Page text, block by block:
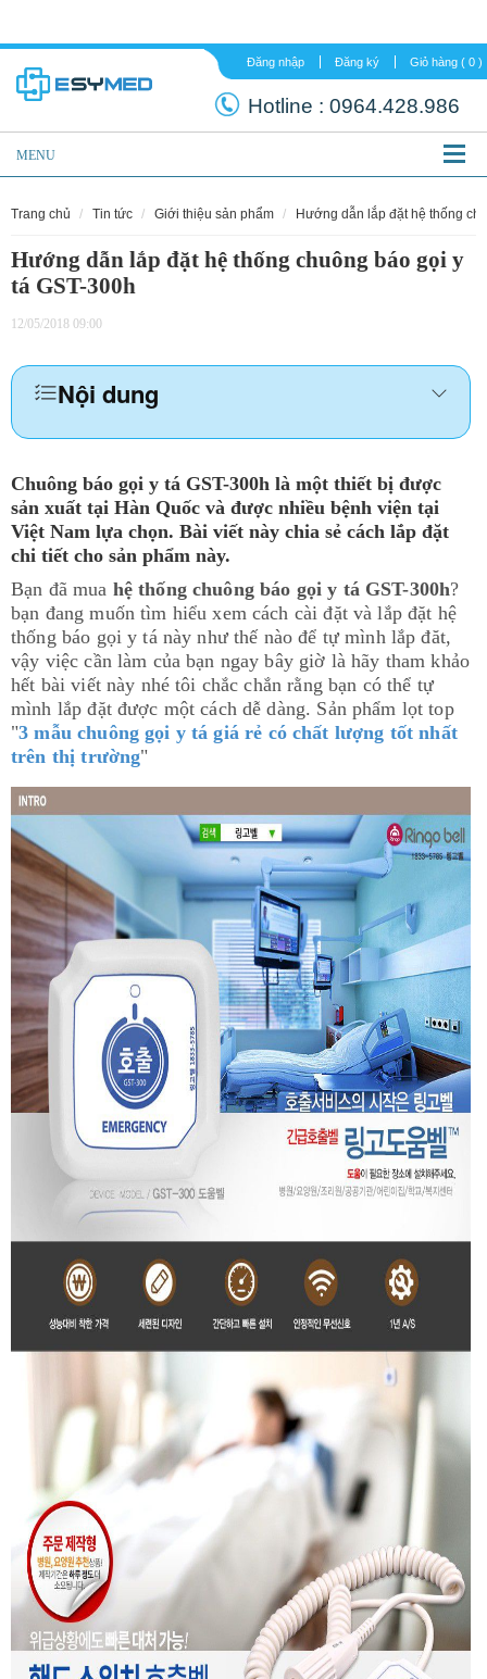
Đăng nhập Đăng ký
Hotline :
MENU
trang chủ tin tức giới thiệu sản phẩm hướng dẫn lắp đặt hệ thống
Hướng dẫn lắp đặt hệ thống chuông báo gọi y
tá GST-300h
12/05/2018 09:00
Nội dung
Chuông báo gọi y tá GST-300h là một thiết bị được
sản xuất tại Hàn Quốc và được nhiều bệnh viện tại
Việt Nam lựa chọn. Bài viết này chia sẻ cách lắp đặt
chi tiết cho sản phẩm này.
Bạn đã mua hệ thống chuông báo gọi y tá GST-300h?
bạn đang muốn tìm hiểu xem cách cài đặt và lắp đặt hệ
thống báo gọi y tá này như thế nào để tự mình lắp đăt,
vậy việc cần làm của bạn ngay bây giờ là hãy tham khảo
hết bài viết này nhé tôi chắc chắn rằng bạn có thể tự
mình lắp đặt được một cách dễ dàng. Sản phẩm lọt top
"3 mẫu chuông gọi y tá giá rẻ có chất lượng tốt nhất
trên thị trường"